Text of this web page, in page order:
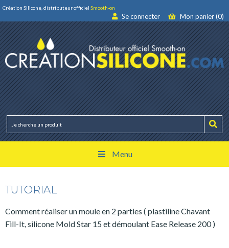
Création Silicone, distributeur officiel Smooth-on
Se connecter Mon panier (0)
Menu
TUTORIAL
Comment réaliser un moule en 2 parties ( plastiline Chavant
Fill-It, silicone Mold Star 15 et démoulant Ease Release 200 )